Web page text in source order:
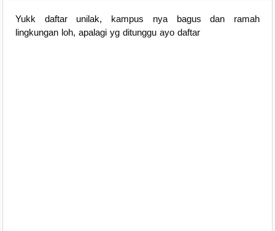
Yukk daftar unilak, kampus nya bagus dan ramah
lingkungan loh, apalagi yg ditunggu ayo daftar